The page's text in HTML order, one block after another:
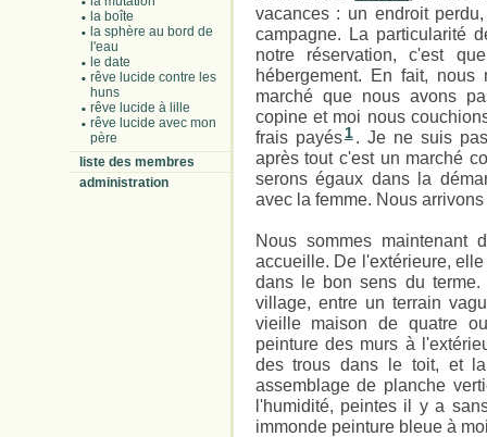
la boîte
la sphère au bord de
l'eau
le date
rêve lucide contre les
huns
rêve lucide à lille
rêve lucide avec mon
père
liste des membres
administration
vacances : un endroit
campagne. La particularité
notre réservation, c'est
hébergement. En fait,
marché que nous avons
copine et moi nous
frais payés1 . Je ne suis
après tout c'est un marché
serons égaux dans la
avec la femme. Nous
Nous sommes maintenant
accueille. De l'extérieure,
dans le bon sens du
village, entre un terrain
vieille maison de quatre
peinture des murs à
des trous dans le toit, et
assemblage de planche
l'humidité, peintes il y a
immonde peinture bleue à